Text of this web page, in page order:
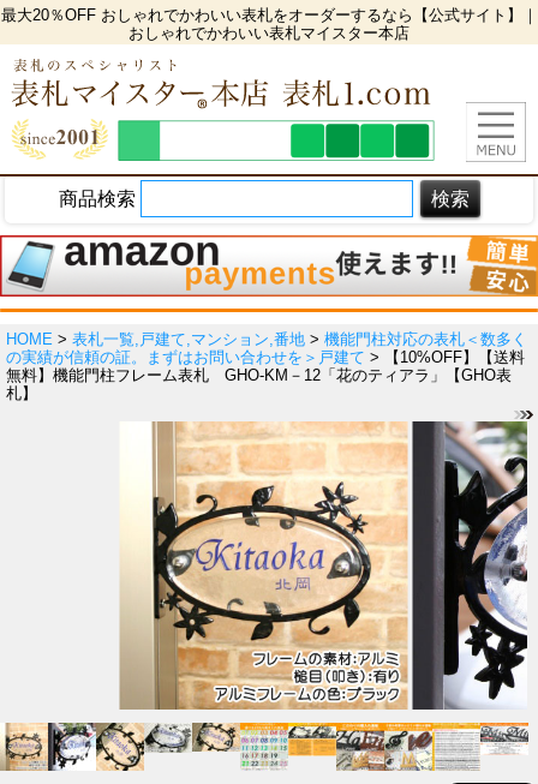
最大20％OFF おしゃれでかわいい表札をオーダーするなら【公式サイト】｜
おしゃれでかわいい表札マイスター本店
商品検索
HOME > 表札一覧,戸建て,マンション,番地 > 機能門柱対応の表札＜数多く
の実績が信頼の証。まずはお問い合わせを＞戸建て > 【10%OFF】【送料
無料】機能門柱フレーム表札 GHO-KM－12「花のティアラ」【GHO表
札】